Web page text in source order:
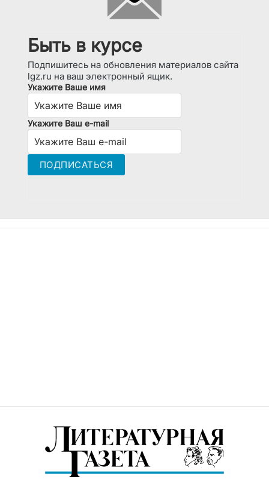
Быть в курсе
Подпишитесь на обновления материалов сайта
lgz.ru на ваш электронный ящик.
Укажите Ваше имя
Укажите Ваш e-mail